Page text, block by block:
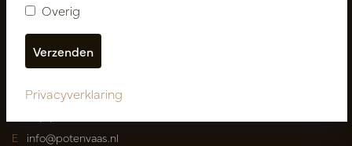
Inloggen
Mijn bestellingen
Mijn favorieten
Pot&Vaas Showrooms
E info@potenvaas.nl
Overig
Privacyverklaring